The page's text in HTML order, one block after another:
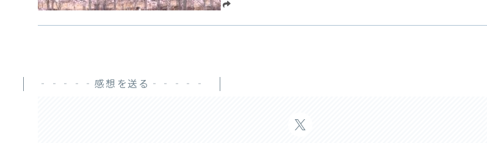
‐‐‐‐‐感想を送る‐‐‐‐‐